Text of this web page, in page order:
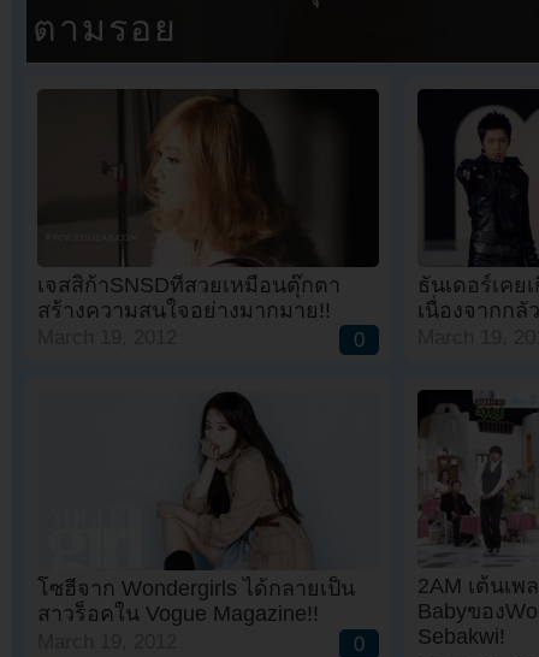
ตามรอย
เจสสิก้าSNSDที่สวยเหมือนตุ๊กตา
สร้างความสนใจอย่างมากมาย!!
0
ธันเดอร์เคย
เนื่องจากกลั
โซฮีจาก Wondergirls ได้กลายเป็น
สาวร็อคใน Vogue Magazine!!
0
2AM เต้นเพ
Babyของ
Sebakwi!